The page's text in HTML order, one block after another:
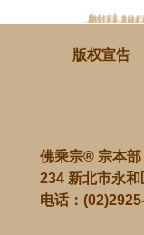
版权宣告
佛乘宗® 宗本部
234 新北市永
电话：